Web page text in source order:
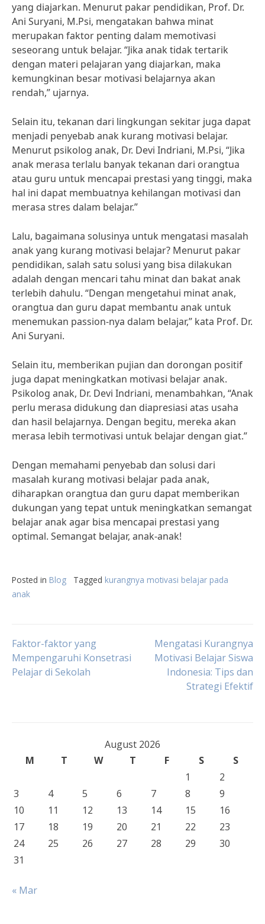
yang diajarkan. Menurut pakar pendidikan, Prof. Dr.
Ani Suryani, M.Psi, mengatakan bahwa minat
merupakan faktor penting dalam memotivasi
seseorang untuk belajar. “Jika anak tidak tertarik
dengan materi pelajaran yang diajarkan, maka
kemungkinan besar motivasi belajarnya akan
rendah,” ujarnya.
Selain itu, tekanan dari lingkungan sekitar juga dapat
menjadi penyebab anak kurang motivasi belajar.
Menurut psikolog anak, Dr. Devi Indriani, M.Psi, “Jika
anak merasa terlalu banyak tekanan dari orangtua
atau guru untuk mencapai prestasi yang tinggi, maka
hal ini dapat membuatnya kehilangan motivasi dan
merasa stres dalam belajar.”
Lalu, bagaimana solusinya untuk mengatasi masalah
anak yang kurang motivasi belajar? Menurut pakar
pendidikan, salah satu solusi yang bisa dilakukan
adalah dengan mencari tahu minat dan bakat anak
terlebih dahulu. “Dengan mengetahui minat anak,
orangtua dan guru dapat membantu anak untuk
menemukan passion-nya dalam belajar,” kata Prof. Dr.
Ani Suryani.
Selain itu, memberikan pujian dan dorongan positif
juga dapat meningkatkan motivasi belajar anak.
Psikolog anak, Dr. Devi Indriani, menambahkan, “Anak
perlu merasa didukung dan diapresiasi atas usaha
dan hasil belajarnya. Dengan begitu, mereka akan
merasa lebih termotivasi untuk belajar dengan giat.”
Dengan memahami penyebab dan solusi dari
masalah kurang motivasi belajar pada anak,
diharapkan orangtua dan guru dapat memberikan
dukungan yang tepat untuk meningkatkan semangat
belajar anak agar bisa mencapai prestasi yang
optimal. Semangat belajar, anak-anak!
Posted in Blog Tagged kurangnya motivasi belajar pada
anak
Post
navigation
Faktor-faktor yang
Mempengaruhi Konsetrasi
Pelajar di Sekolah
Mengatasi Kurangnya
Motivasi Belajar Siswa
Indonesia: Tips dan
Strategi Efektif
August 2026
M
T W T F S
S
1
2
3
4 5 6 7 8
9
10
11 12 13 14 15
16
17
18 19 20 21 22
23
24
25 26 27 28 29
30
31
« Mar